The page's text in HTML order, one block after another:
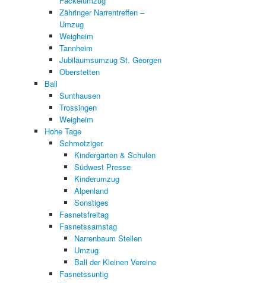
Zähringer Narrentreffen –
Umzug
Weigheim
Tannheim
Jubiläumsumzug St. Georgen
Oberstetten
Ball
Sunthausen
Trossingen
Weigheim
Hohe Tage
Schmotziger
Kindergärten & Schulen
Südwest Presse
Kinderumzug
Alpenland
Sonstiges
Fasnetsfreitag
Fasnetssamstag
Narrenbaum Stellen
Umzug
Ball der Kleinen Vereine
Fasnetssuntig